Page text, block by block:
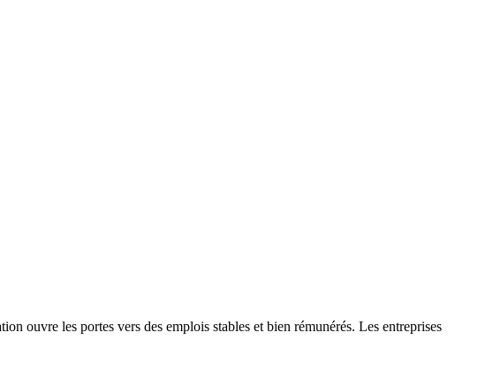
ouvre les portes vers des emplois stables et bien rémunérés. Les entreprises